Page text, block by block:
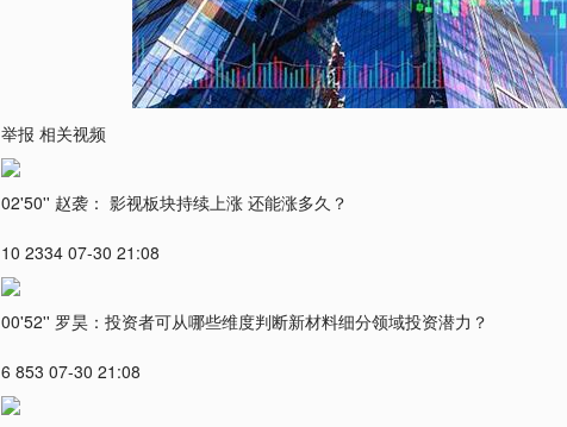
举报 相关视频
02'50'' 赵袭： 影视板块持续上涨 还能涨多久？
10 2334 07-30 21:08
00'52'' 罗昊：投资者可从哪些维度判断新材料细分领域投资潜力？
6 853 07-30 21:08